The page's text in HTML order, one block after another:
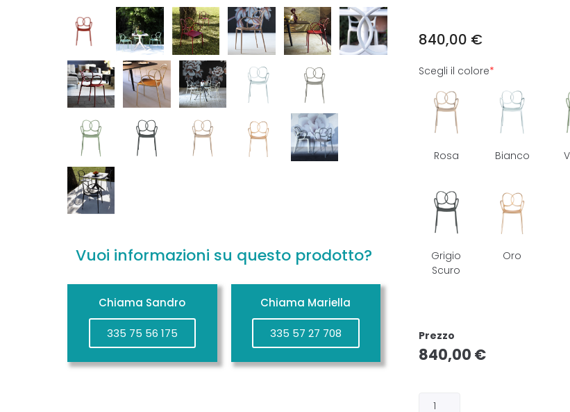
Vuoi informazioni su questo prodotto?
Chiama Sandro
335 75 56 175
Chiama Mariella
335 57 27 708
840,00 €
Scegli il colore*
Rosa Bianco
Grigio
Scuro
Oro
Prezzo
840,00 €